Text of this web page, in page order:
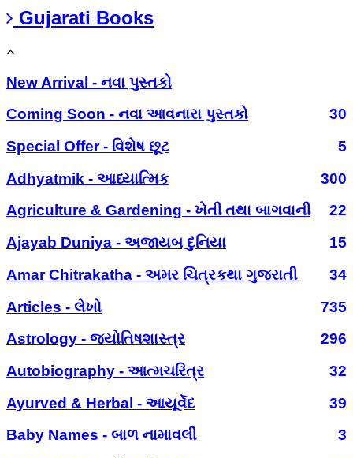
Gujarati Books
New Arrival - નવા પુસ્તકો
Coming Soon - નવા આવનારા પુસ્તકો
30
Special Offer - વિશેષ છૂટ
5
Adhyatmik - આધ્યાત્મિક
300
Agriculture & Gardening - ખેતી તથા બાગવાની
22
Ajayab Duniya - અજાયબ દુનિયા
15
Amar Chitrakatha - અમર ચિત્રકથા ગુજરાતી
34
Articles - લેખો
735
Astrology - જ્યોતિષશાસ્ત્ર
296
Autobiography - આત્મચરિત્ર
32
Ayurved & Herbal - આયૂર્વેદ
39
Baby Names - બાળ નામાવલી
3